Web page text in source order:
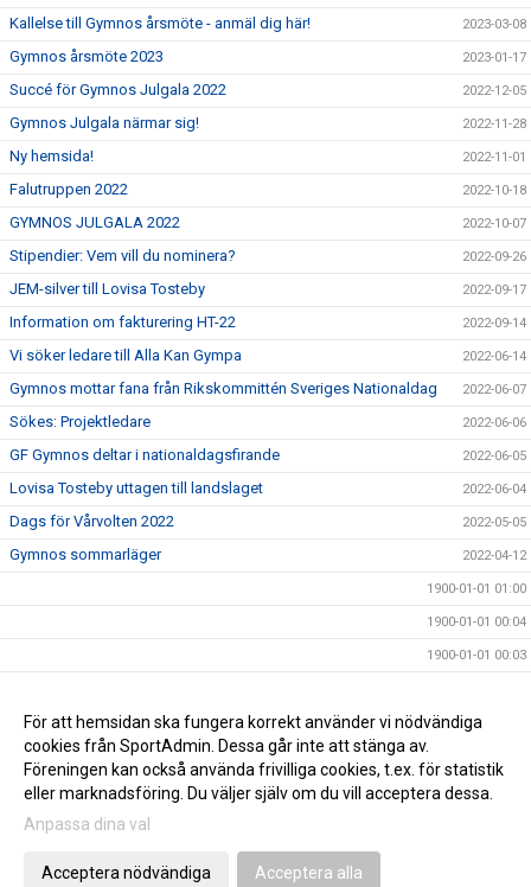
Kallelse till Gymnos årsmöte - anmäl dig här! 2023-03-08
Gymnos årsmöte 2023 2023-01-17
Succé för Gymnos Julgala 2022 2022-12-05
Gymnos Julgala närmar sig! 2022-11-28
Ny hemsida! 2022-11-01
Falutruppen 2022 2022-10-18
GYMNOS JULGALA 2022 2022-10-07
Stipendier: Vem vill du nominera? 2022-09-26
JEM-silver till Lovisa Tosteby 2022-09-17
Information om fakturering HT-22 2022-09-14
Vi söker ledare till Alla Kan Gympa 2022-06-14
Gymnos mottar fana från Rikskommittén Sveriges Nationaldag 2022-06-07
Sökes: Projektledare 2022-06-06
GF Gymnos deltar i nationaldagsfirande 2022-06-05
Lovisa Tosteby uttagen till landslaget 2022-06-04
Dags för Vårvolten 2022 2022-05-05
Gymnos sommarläger 2022-04-12
1900-01-01 01:00
1900-01-01 00:04
1900-01-01 00:03
1900-01-01 00:02
Gå till Webbversion
För att hemsidan ska fungera korrekt använder vi nödvändiga
cookies från SportAdmin. Dessa går inte att stänga av.
Föreningen kan också använda frivilliga cookies, t.ex. för statistik
eller marknadsföring. Du väljer själv om du vill acceptera dessa.
Anpassa dina val
Acceptera nödvändiga Acceptera alla